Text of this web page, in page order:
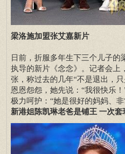
梁洛施加盟张艾嘉新片
日前，折服多年生下三个儿子
执导的新片《念念》。记者会上
张，称过去的几年“不是退出，
恩恩怨怨，她先说：“我很快乐
极力呵护：“她是很好的妈妈、
新港姐陈凯琳老爸是铺王 一次套